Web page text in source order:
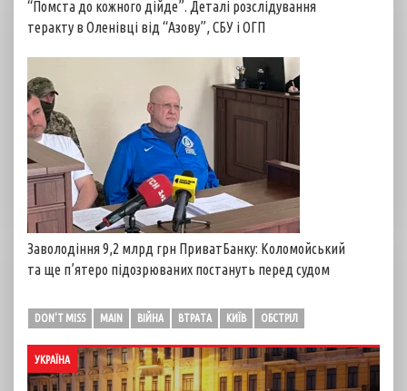
“Помста до кожного дійде”. Деталі розслідування
теракту в Оленівці від “Азову”, СБУ і ОГП
Заволодіння 9,2 млрд грн ПриватБанку: Коломойський
та ще п’ятеро підозрюваних постануть перед судом
DON'T MISS MAIN ВІЙНА ВТРАТА КИЇВ ОБСТРІЛ
УКРАЇНА